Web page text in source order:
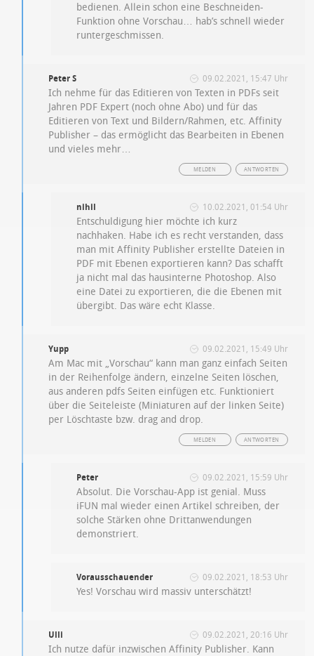
bedienen. Allein schon eine Beschneiden-
Funktion ohne Vorschau… hab’s schnell wieder
runtergeschmissen.
Peter S 09.02.2021, 15:47 Uhr
Ich nehme für das Editieren von Texten in PDFs seit
Jahren PDF Expert (noch ohne Abo) und für das
Editieren von Text und Bildern/Rahmen, etc. Affinity
Publisher – das ermöglicht das Bearbeiten in Ebenen
und vieles mehr…
ANTWORTEN
MELDEN
nihil 10.02.2021, 01:54 Uhr
Entschuldigung hier möchte ich kurz
nachhaken. Habe ich es recht verstanden, dass
man mit Affinity Publisher erstellte Dateien in
PDF mit Ebenen exportieren kann? Das schafft
ja nicht mal das hausinterne Photoshop. Also
eine Datei zu exportieren, die die Ebenen mit
übergibt. Das wäre echt Klasse.
Yupp 09.02.2021, 15:49 Uhr
Am Mac mit „Vorschau“ kann man ganz einfach Seiten
in der Reihenfolge ändern, einzelne Seiten löschen,
aus anderen pdfs Seiten einfügen etc. Funktioniert
über die Seiteleiste (Miniaturen auf der linken Seite)
per Löschtaste bzw. drag and drop.
ANTWORTEN
MELDEN
Peter 09.02.2021, 15:59 Uhr
Absolut. Die Vorschau-App ist genial. Muss
iFUN mal wieder einen Artikel schreiben, der
solche Stärken ohne Drittanwendungen
demonstriert.
Vorausschauender 09.02.2021, 18:53 Uhr
Yes! Vorschau wird massiv unterschätzt!
Ulli 09.02.2021, 20:16 Uhr
Ich nutze dafür inzwischen Affinity Publisher. Kann